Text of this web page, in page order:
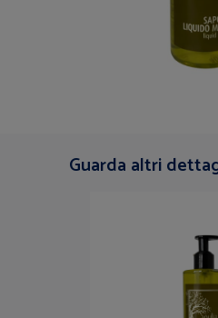
Guarda altri